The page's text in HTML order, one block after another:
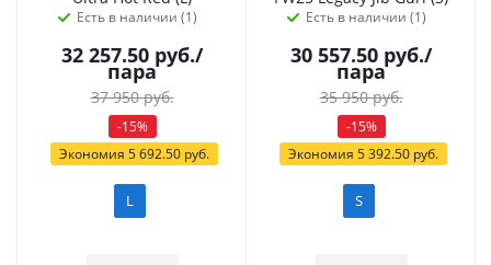
Есть в наличии (1)
32 257.50 руб./
пара
37 950руб.
-15%
Экономия 5 692.50руб.
L
Есть в наличии (1)
30 557.50 руб./
пара
35 950руб.
-15%
Экономия 5 392.50руб.
S